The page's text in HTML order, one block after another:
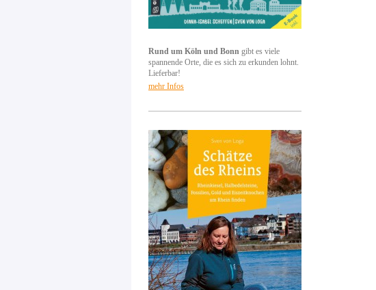
Rund um Köln und Bonn gibt es viele
spannende Orte, die es sich zu erkunden lohnt.
Lieferbar!
mehr Infos